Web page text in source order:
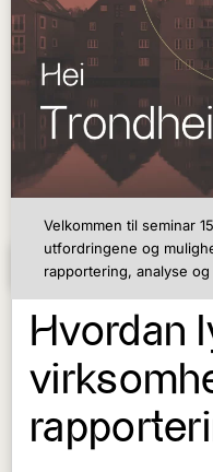
Velkommen til seminar
utfordringene og
rapportering, analyse
03/11/2022
Hvordan